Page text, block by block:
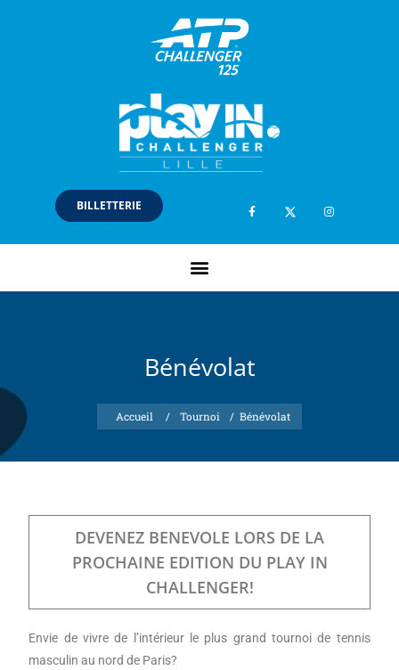
BILLETTERIE
Bénévolat
Accueil / Tournoi / Bénévolat
DEVENEZ BENEVOLE LORS DE LA
PROCHAINE EDITION DU PLAY IN
CHALLENGER!
Envie de vivre de l’intérieur le plus grand tournoi de tennis
masculin au nord de Paris?